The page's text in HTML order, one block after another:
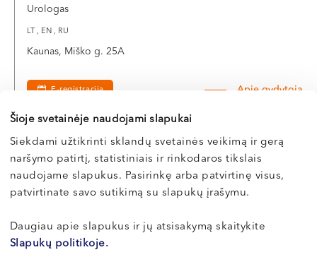
Šioje svetainėje naudojami slapukai
Siekdami užtikrinti sklandų svetainės veikimą ir gerą
naršymo patirtį, statistiniais ir rinkodaros tikslais
naudojame slapukus. Pasirinkę arba patvirtinę visus,
patvirtinate savo sutikimą su slapukų įrašymu.
Daugiau apie slapukus ir jų atsisakymą skaitykite
Slapukų politikoje.
Urologas
LT , EN , RU
Kaunas, Miško g. 25A
E-registracija Apie gydytoją
Edmundas
ŠTAROLIS
LT , RU
Vilnius, S. Žukausko g. 19